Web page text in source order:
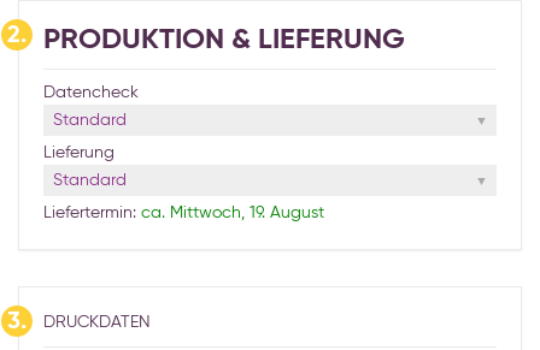
2. PRODUKTION & LIEFERUNG
Datencheck
Standard
Lieferung
Standard
Liefertermin: ca. Mittwoch, 19. August
3. DRUCKDATEN